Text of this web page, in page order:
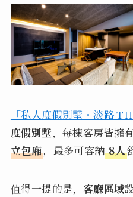
「私人度假別墅・淡路
度假別墅，每棟客房皆擁有
立包廂，最多可容納8人
值得一提的是， 客廳區域